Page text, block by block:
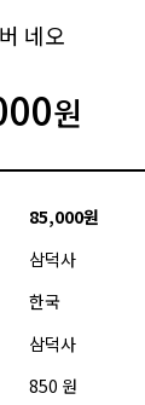
네오
원
85,000원
삼덕사
한국
삼덕사
850 원